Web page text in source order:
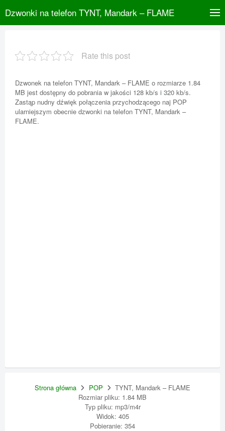
Dzwonki na telefon TYNT, Mandark – FLAME
Rate this post
Dzwonek na telefon TYNT, Mandark – FLAME o rozmiarze 1.84
MB jest dostępny do pobrania w jakości 128 kb/s i 320 kb/s.
Zastąp nudny dźwięk połączenia przychodzącego naj POP
ularniejszym obecnie dzwonki na telefon TYNT, Mandark –
FLAME.
Strona główna POP
TYNT, Mandark – FLAME
Rozmiar pliku: 1.84 MB
Typ pliku: mp3/m4r
Widok: 405
Pobieranie: 354